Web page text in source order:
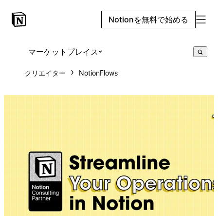
Notionを無料で始める
マーケットプレイス
クリエイター NotionFlows